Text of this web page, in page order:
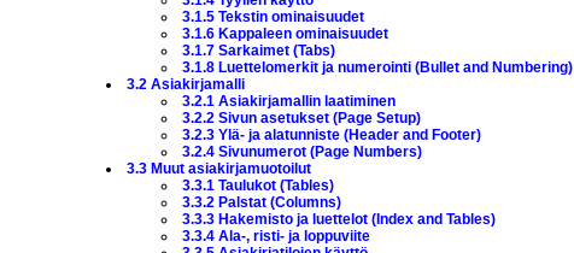
3.1.5 Tekstin ominaisuudet
3.1.6 Kappaleen ominaisuudet
3.1.7 Sarkaimet (Tabs)
3.1.8 Luettelomerkit ja numerointi (Bullet and Numbering)
3.2 Asiakirjamalli
3.2.1 Asiakirjamallin laatiminen
3.2.2 Sivun asetukset (Page Setup)
3.2.3 Ylä- ja alatunniste (Header and Footer)
3.2.4 Sivunumerot (Page Numbers)
3.3 Muut asiakirjamuotoilut
3.3.1 Taulukot (Tables)
3.3.2 Palstat (Columns)
3.3.3 Hakemisto ja luettelot (Index and Tables)
3.3.4 Ala-, risti- ja loppuviite